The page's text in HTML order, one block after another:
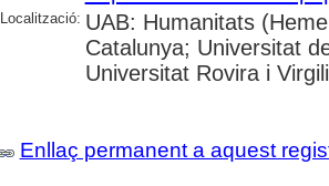
Localització: UAB: Humanitats
Catalunya; Universitat
Universitat Rovira i Virgili
Enllaç permanent a aquest